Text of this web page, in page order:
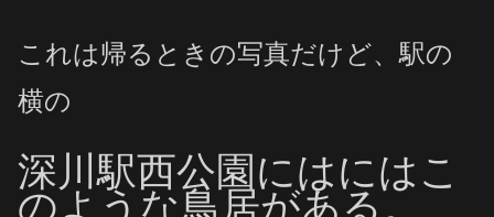
これは帰るときの写真だけど、駅の
横の
深川駅西公園にはにはこ
のような鳥居がある。